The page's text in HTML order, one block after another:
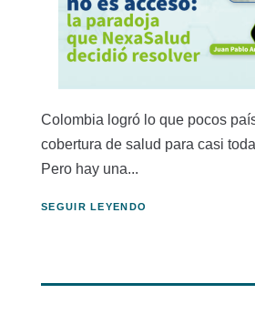
Colombia logró lo que pocos
cobertura de salud para casi
Pero hay una...
SEGUIR LEYENDO